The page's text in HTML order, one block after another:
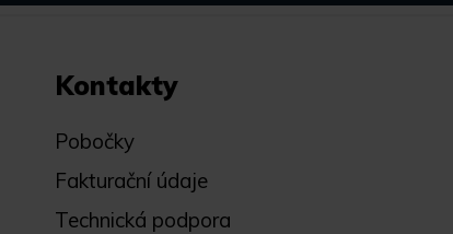
Kontakty
Pobočky
Fakturační údaje
Technická podpora